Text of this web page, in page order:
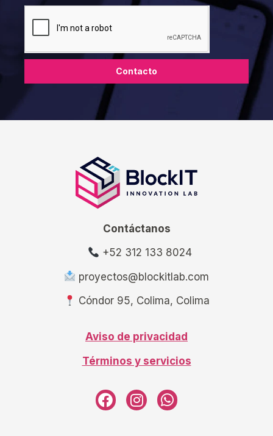
Contacto
Contáctanos
+52 312 133 8024
proyectos@blockitlab.com
Cóndor 95, Colima, Colima
Aviso de privacidad
Términos y servicios